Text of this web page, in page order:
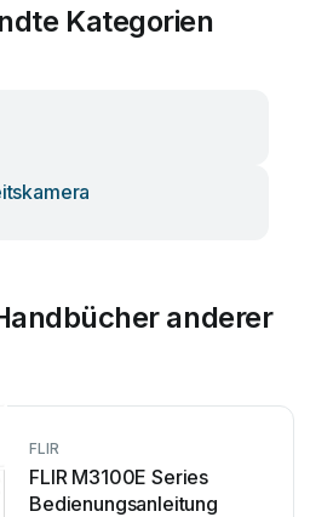
Kategorien
anderer
FLIR
FLIR M3100E Series
Bedienungsanleitung